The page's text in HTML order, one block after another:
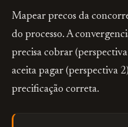
Mapear precos da
do processo. A
precisa cobrar
aceita pagar (perspectiva
precificação correta.